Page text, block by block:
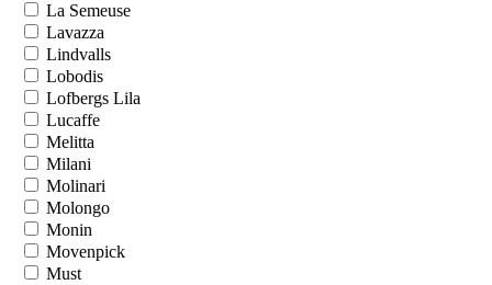
La Semeuse
Lavazza
Lindvalls
Lobodis
Lofbergs Lila
Lucaffe
Melitta
Milani
Molinari
Molongo
Monin
Movenpick
Must